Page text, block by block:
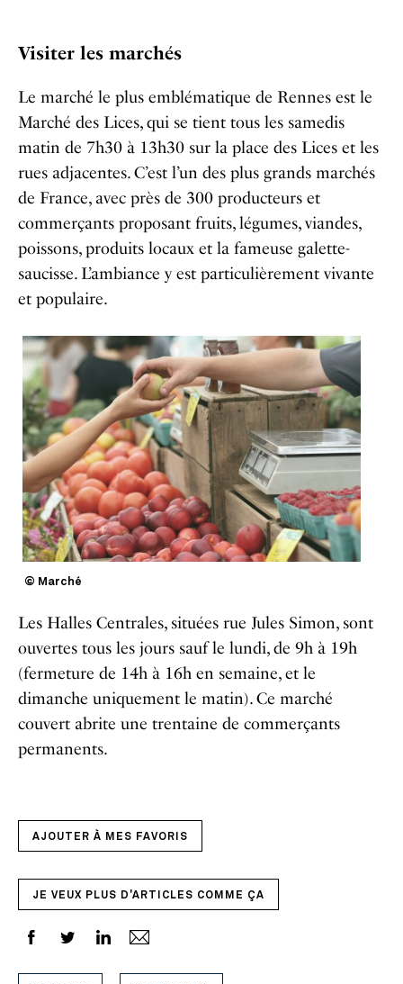
Visiter les marchés
Le marché le plus emblématique de Rennes est le
Marché des Lices, qui se tient tous les samedis
matin de 7h30 à 13h30 sur la place des Lices et les
rues adjacentes. C’est l’un des plus grands marchés
de France, avec près de 300 producteurs et
commerçants proposant fruits, légumes, viandes,
poissons, produits locaux et la fameuse galette-
saucisse. L’ambiance y est particulièrement vivante
et populaire.
© Marché
Les Halles Centrales, situées rue Jules Simon, sont
ouvertes tous les jours sauf le lundi, de 9h à 19h
(fermeture de 14h à 16h en semaine, et le
dimanche uniquement le matin). Ce marché
couvert abrite une trentaine de commerçants
permanents.
AJOUTER À MES FAVORIS
JE VEUX PLUS D'ARTICLES COMME ÇA